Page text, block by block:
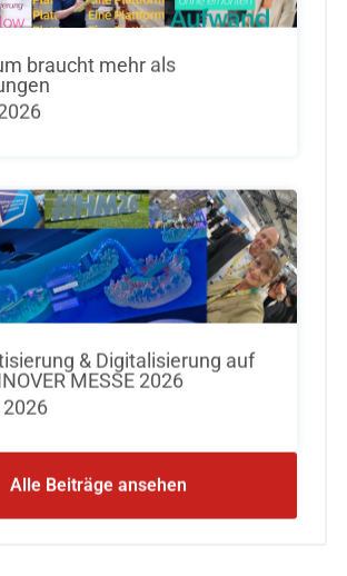
braucht mehr als
& Digitalisierung auf
MESSE 2026
Alle Beiträge ansehen